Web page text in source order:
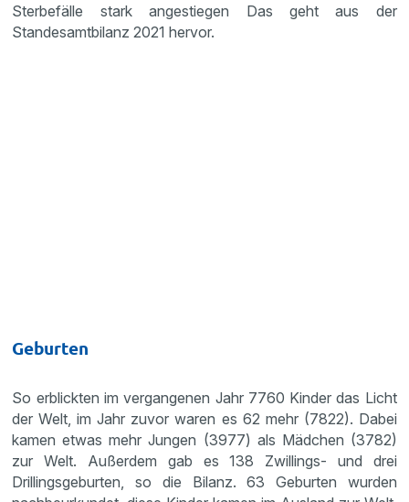
Sterbefälle stark angestiegen Das geht aus der
Standesamtbilanz 2021 hervor.
Geburten
So erblickten im vergangenen Jahr 7760 Kinder das Licht
der Welt, im Jahr zuvor waren es 62 mehr (7822). Dabei
kamen etwas mehr Jungen (3977) als Mädchen (3782)
zur Welt. Außerdem gab es 138 Zwillings- und drei
Drillingsgeburten, so die Bilanz. 63 Geburten wurden